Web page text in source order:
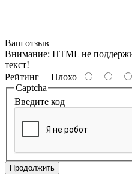
Ваш отзыв
Внимание: HTML не
текст!
Рейтинг Плохо
Captcha
Введите код
Продолжить